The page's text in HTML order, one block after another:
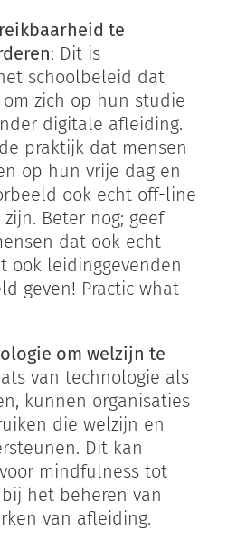
te
: Dit is
schoolbeleid dat
zich op hun studie
digitale afleiding.
praktijk dat mensen
op hun vrije dag en
ook echt off-line
Beter nog; geef
dat ook echt
ook leidinggevenden
geven! Practic what
om welzijn te
van technologie als
kunnen organisaties
die welzijn en
Dit kan
mindfulness tot
het beheren van
van afleiding.